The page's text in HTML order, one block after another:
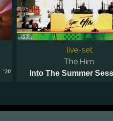
'20
live-set
The Him
Into The Summer